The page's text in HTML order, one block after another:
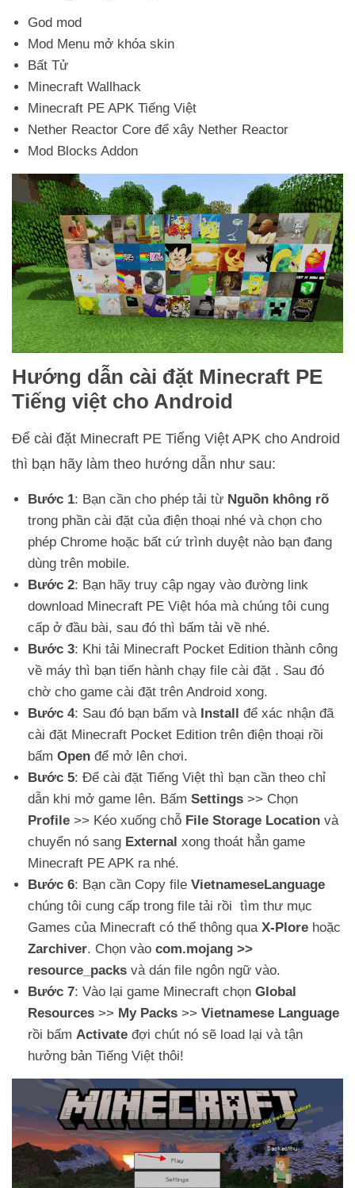
God mod
Mod Menu mở khóa skin
Bất Tử
Minecraft Wallhack
Minecraft PE APK Tiếng Việt
Nether Reactor Core để xây Nether Reactor
Mod Blocks Addon
Hướng dẫn cài đặt Minecraft PE
Tiếng việt cho Android
Để cài đặt Minecraft PE Tiếng Việt APK cho Android
thì bạn hãy làm theo hướng dẫn như sau:
Bước 1: Bạn cần cho phép tải từ Nguồn không rõ
trong phần cài đặt của điện thoại nhé và chọn cho
phép Chrome hoặc bất cứ trình duyệt nào bạn đang
dùng trên mobile.
Bước 2: Bạn hãy truy cập ngay vào đường link
download Minecraft PE Việt hóa mà chúng tôi cung
cấp ở đầu bài, sau đó thì bấm tải về nhé.
Bước 3: Khi tải Minecraft Pocket Edition thành công
về máy thì bạn tiến hành chạy file cài đặt . Sau đó
chờ cho game cài đặt trên Android xong.
Bước 4: Sau đó bạn bấm và Install
để xác nhận đã
cài đặt Minecraft Pocket Edition trên điện thoại rồi
bấm Open để mở lên chơi.
Bước 5: Để cài đặt Tiếng Việt thì bạn cần theo chỉ
dẫn khi mở game lên. Bấm Settings >> Chọn
Profile >> Kéo xuống chỗ File Storage Location và
chuyển nó sang External xong thoát hẳn game
Minecraft PE APK ra nhé.
Bước 6: Bạn cần Copy file VietnameseLanguage
chúng tôi cung cấp trong file tải rồi tìm thư mục
Games của Minecraft có thể thông qua X-Plore hoặc
Zarchiver. Chọn vào com.mojang >>
resource_packs và dán file ngôn ngữ vào.
Bước 7: Vào lại game Minecraft chọn Global
Resources >> My Packs >> Vietnamese Language
rồi bấm Activate đợi chút nó sẽ load lại và tận
hưởng bản Tiếng Việt thôi!